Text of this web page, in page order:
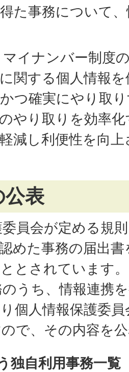
た事務について
イナンバー制度
関する個人情報
つ確実にやり取
やり取りを効率
減し利便性を向
公表
員会が定める規
めた事務の届出
とされています。
うち、情報連携
個人情報保護委
で、その内容を
独自利用事務一覧